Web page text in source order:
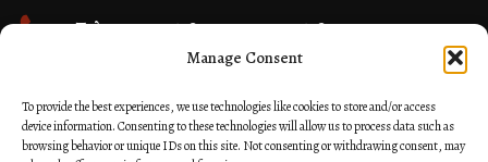
Manage Consent
To provide the best experiences, we use technologies like cookies to store and/or access
device information. Consenting to these technologies will allow us to process data such as
browsing behavior or unique IDs on this site. Not consenting or withdrawing consent, may
Τηλ. 27310 26580 και 27310 26581